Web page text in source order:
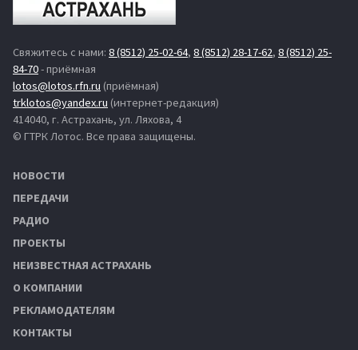
Свяжитесь с нами: 8 (8512) 25-02-64, 8 (8512) 28-17-62, 8 (8512) 25-
84-70- приёмная
lotos@lotos.rfn.ru (приёмная)
trklotos@yandex.ru (интернет-редакция)
414040, г. Астрахань, ул. Ляхова, 4
© ГТРК Лотос. Все права защищены.
НОВОСТИ
ПЕРЕДАЧИ
РАДИО
ПРОЕКТЫ
НЕИЗВЕСТНАЯ АСТРАХАНЬ
О КОМПАНИИ
РЕКЛАМОДАТЕЛЯМ
КОНТАКТЫ